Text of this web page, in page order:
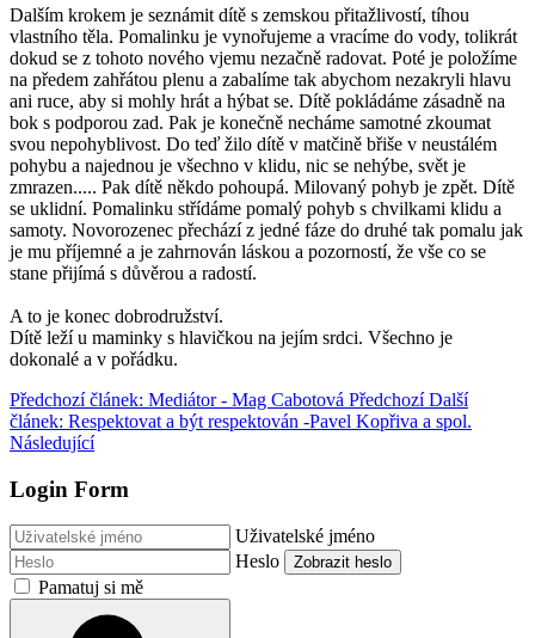
Dalším krokem je seznámit dítě s zemskou přitažlivostí, tíhou
vlastního těla. Pomalinku je vynořujeme a vracíme do vody, tolikrát
dokud se z tohoto nového vjemu nezačně radovat. Poté je položíme
na předem zahřátou plenu a zabalíme tak abychom nezakryli hlavu
ani ruce, aby si mohly hrát a hýbat se. Dítě pokládáme zásadně na
bok s podporou zad. Pak je konečně necháme samotné zkoumat
svou nepohyblivost. Do teď žilo dítě v matčině břiše v neustálém
pohybu a najednou je všechno v klidu, nic se nehýbe, svět je
zmrazen..... Pak dítě někdo pohoupá. Milovaný pohyb je zpět. Dítě
se uklidní. Pomalinku střídáme pomalý pohyb s chvilkami klidu a
samoty. Novorozenec přechází z jedné fáze do druhé tak pomalu jak
je mu příjemné a je zahrnován láskou a pozorností, že vše co se
stane přijímá s důvěrou a radostí.
A to je konec dobrodružství.
Dítě leží u maminky s hlavičkou na jejím srdci. Všechno je
dokonalé a v pořádku.
Předchozí článek: Mediátor - Mag Cabotová Předchozí Další
článek: Respektovat a být respektován -Pavel Kopřiva a spol.
Následující
Login Form
Uživatelské jméno
Heslo
Zobrazit heslo
Pamatuj si mě